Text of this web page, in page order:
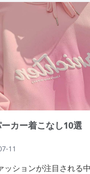
カー着こなし10選
11
ッションが注目される